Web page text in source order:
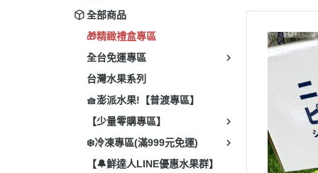
全部商品
🎁精緻禮盒專區
全台免運專區
台灣水果系列
🧺澎派水果!【普渡專區】
【少量零購專區】
❄️冷凍專區(滿999元免運)
【🔔鮮達人LINE優惠水果群】